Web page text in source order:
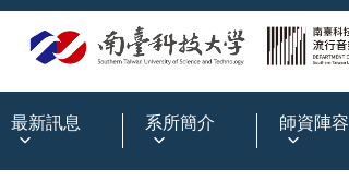
最新訊息 系所簡介 師資陣容